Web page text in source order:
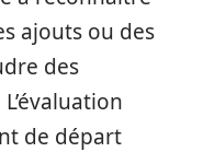
ajouts ou des
des
de départ